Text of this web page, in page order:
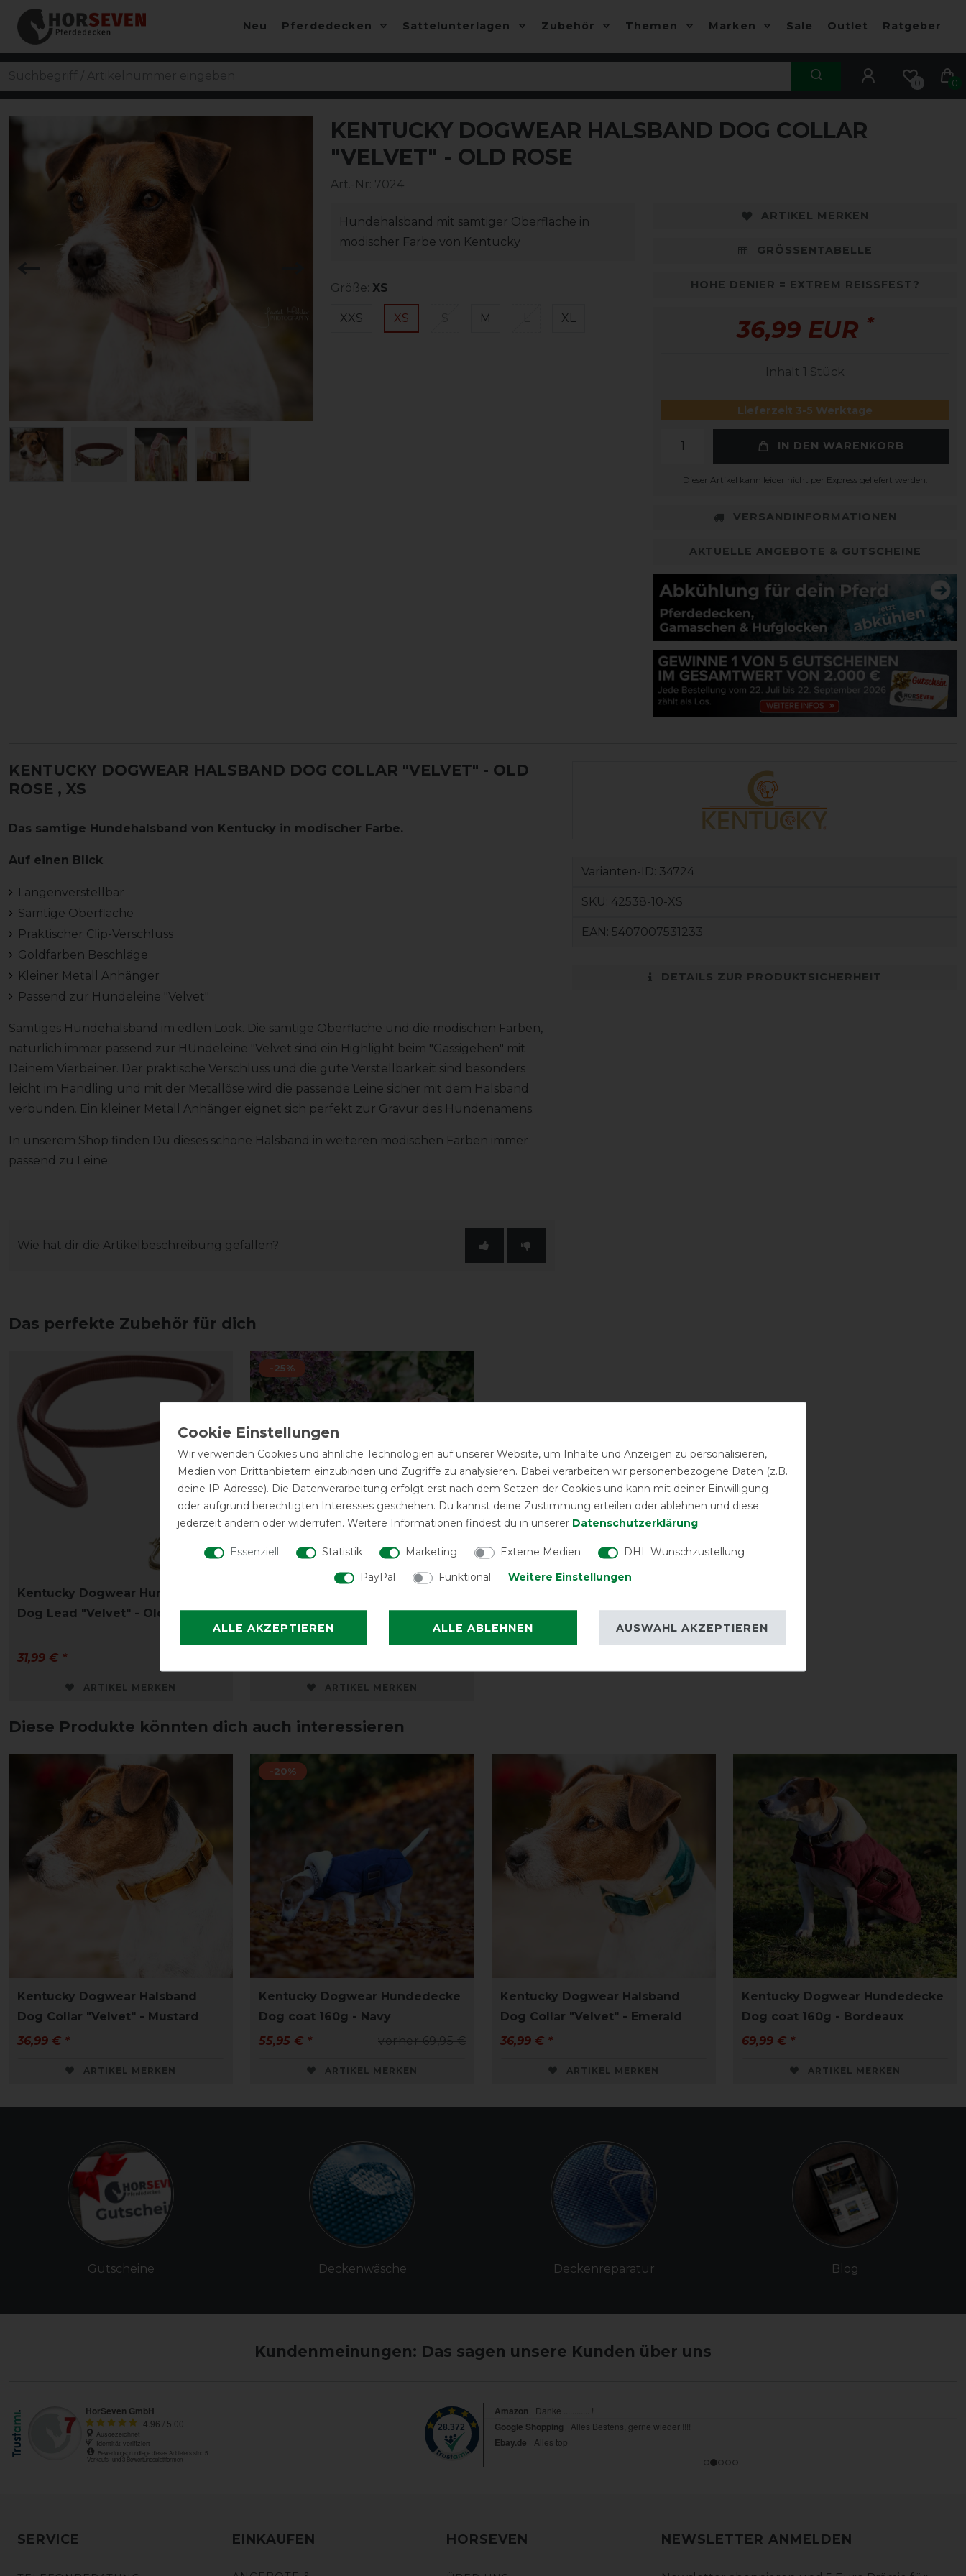
Neu Pferdedecken Sattelunterlagen Zubehör Themen Marken Sale Outlet Ratgeber
0 0
KENTUCKY DOGWEAR HALSBAND DOG COLLAR
"VELVET" - OLD ROSE
Art.-Nr: 7024
Hundehalsband mit samtiger Oberfläche in
modischer Farbe von Kentucky
Größe: XS
XXS XS M XL
ARTIKEL MERKEN
GRÖSSENTABELLE
HOHE DENIER = EXTREM REISSFEST?
36,99 EUR *
Inhalt 1 Stück
Lieferzeit 3-5 Werktage
IN DEN WARENKORB
Dieser Artikel kann leider nicht per Express geliefert werden.
VERSANDINFORMATIONEN
AKTUELLE ANGEBOTE & GUTSCHEINE
KENTUCKY DOGWEAR HALSBAND DOG COLLAR "VELVET" - OLD
ROSE , XS
Das samtige Hundehalsband von Kentucky in modischer Farbe.
Auf einen Blick
Längenverstellbar
Samtige Oberfläche
Praktischer Clip-Verschluss
Goldfarben Beschläge
Kleiner Metall Anhänger
Passend zur Hundeleine "Velvet"
Samtiges Hundehalsband im edlen Look. Die samtige Oberfläche und die modischen Farben,
natürlich immer passend zur HUndeleine "Velvet sind ein Highlight beim "Gassigehen" mit
Deinem Vierbeiner. Der praktische Verschluss und die gute Verstellbarkeit sind besonders
leicht im Handling und mit der Metallöse wird die passende Leine sicher mit dem Halsband
verbunden. Ein kleiner Metall Anhänger eignet sich perfekt zur Gravur des Hundenamens.
In unserem Shop finden Du dieses schöne Halsband in weiteren modischen Farben immer
passend zu Leine.
Wie hat dir die Artikelbeschreibung gefallen?
Varianten-ID: 34724
SKU: 42538-10-XS
EAN: 5407007531233
DETAILS ZUR PRODUKTSICHERHEIT
Das perfekte Zubehör für dich
Kentucky Dogwear Hundeleine
Dog Lead "Velvet" - Old Rose
31,99 € *
ARTIKEL MERKEN
-25%
Dog coat Waterproof 300g -
Olive Green
ARTIKEL MERKEN
Diese Produkte könnten dich auch interessieren
Kentucky Dogwear Halsband
Dog Collar "Velvet" - Mustard
36,99 € *
ARTIKEL MERKEN
-20%
Kentucky Dogwear Hundedecke
Dog coat 160g - Navy
vorher 69,95 €
55,95 € *
ARTIKEL MERKEN
Kentucky Dogwear Halsband
Dog Collar "Velvet" - Emerald
36,99 € *
ARTIKEL MERKEN
Kentucky Dogwear Hundedecke
Dog coat 160g - Bordeaux
69,99 € *
ARTIKEL MERKEN
Gutscheine Deckenwäsche Deckenreparatur Blog
Kundenmeinungen: Das sagen unsere Kunden über uns
SERVICE EINKAUFEN HORSEVEN NEWSLETTER ANMELDEN
Wir verwenden Cookies und ähnliche Technologien auf unserer Website, um Inhalte und Anzeigen zu personalisieren,
Medien von Drittanbietern einzubinden und Zugriffe zu analysieren. Dabei verarbeiten wir personenbezogene Daten (z.B.
deine IP-Adresse). Die Datenverarbeitung erfolgt erst nach dem Setzen der Cookies und kann mit deiner Einwilligung
oder aufgrund berechtigten Interesses geschehen. Du kannst deine Zustimmung erteilen oder ablehnen und diese
jederzeit ändern oder widerrufen. Weitere Informationen findest du in unserer Daten­schutz­erklärung.
Essenziell Statistik Marketing Externe Medien
DHL Wunschzustellung
PayPal
Funktional Weitere Einstellungen
ALLE AKZEPTIEREN ALLE ABLEHNEN AUSWAHL AKZEPTIEREN